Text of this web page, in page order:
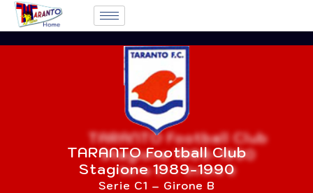
TARANTO Football Club
Stagione 1989-1990
Serie C1 – Girone B